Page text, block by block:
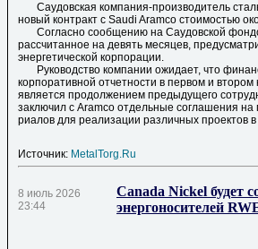
Саудовская компания-производитель
новый контракт с Saudi Aramco стоимостью
Согласно сообщению на Саудовской
рассчитанное на девять месяцев,
энергетической корпорации.
Руководство компании ожидает, что
корпоративной отчетности в первом и
является продолжением предыдущего
заключил с Aramco отдельные соглашения
риалов для реализации различных проектов
Источник: MetalTorg.Ru
8 июль 2026
23:44
Canada Nickel будет
энергоносителей